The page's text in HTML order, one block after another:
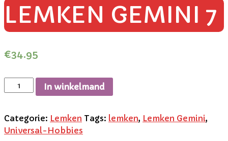
LEMKEN GEMINI 7
€34.95
In winkelmand
Categorie: Lemken Tags: lemken, Lemken Gemini,
Universal-Hobbies